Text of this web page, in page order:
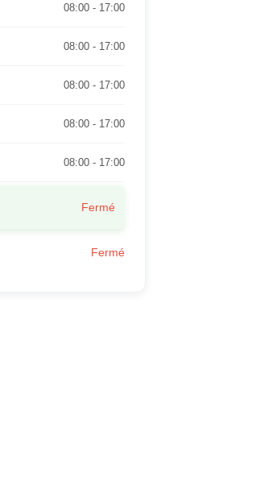
08:00 - 17:00
08:00 - 17:00
08:00 - 17:00
08:00 - 17:00
08:00 - 17:00
Fermé
Fermé